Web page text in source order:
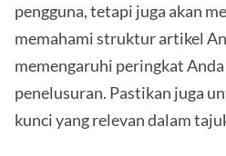
pengguna, tetapi juga akan
memahami struktur artikel
memengaruhi peringkat
penelusuran. Pastikan juga
kunci yang relevan dalam